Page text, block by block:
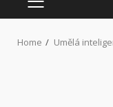
PRIMARY
MENU
Home Umělá